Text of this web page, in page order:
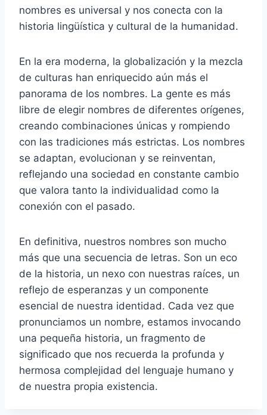
nombres es universal y nos conecta con la
historia lingüística y cultural de la humanidad.
En la era moderna, la globalización y la mezcla
de culturas han enriquecido aún más el
panorama de los nombres. La gente es más
libre de elegir nombres de diferentes orígenes,
creando combinaciones únicas y rompiendo
con las tradiciones más estrictas. Los nombres
se adaptan, evolucionan y se reinventan,
reflejando una sociedad en constante cambio
que valora tanto la individualidad como la
conexión con el pasado.
En definitiva, nuestros nombres son mucho
más que una secuencia de letras. Son un eco
de la historia, un nexo con nuestras raíces, un
reflejo de esperanzas y un componente
esencial de nuestra identidad. Cada vez que
pronunciamos un nombre, estamos invocando
una pequeña historia, un fragmento de
significado que nos recuerda la profunda y
hermosa complejidad del lenguaje humano y
de nuestra propia existencia.